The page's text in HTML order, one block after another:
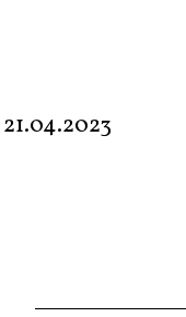
21.04.2023